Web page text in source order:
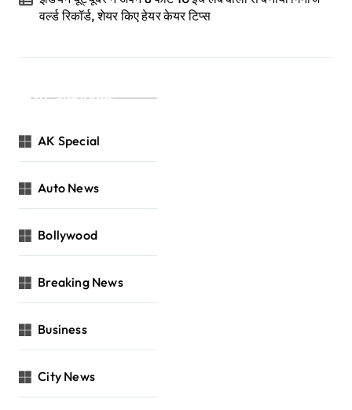
वर्ल्ड रिकॉर्ड, शेयर किए हेयर केयर टिप्स
Categories
AK Special
Auto News
Bollywood
Breaking News
Business
City News